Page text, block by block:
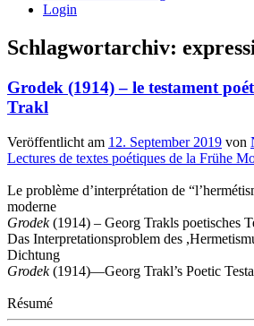
Login
Schlagwortarchiv:
Grodek (1914) – le testament
Trakl
Veröffentlicht am 12. September 2019 von
Lectures de textes poétiques de la Frühe
Le problème d’interprétation de
moderne
Grodek(1914) – Georg Trakls poetisches
Das Interpretationsproblem des
Dichtung
Grodek(1914)—Georg Trakl’s Poetic
Résumé